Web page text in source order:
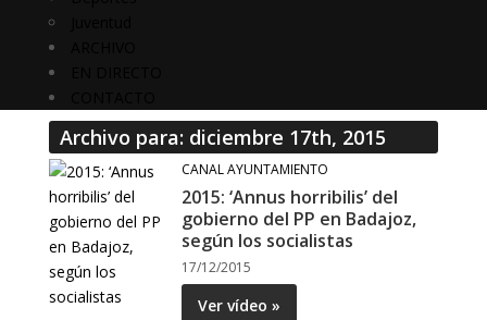
Archivo para: diciembre 17th, 2015
CANAL AYUNTAMIENTO
2015: ‘Annus horribilis’ del
gobierno del PP en Badajoz,
según los socialistas
17/12/2015
Ver vídeo »